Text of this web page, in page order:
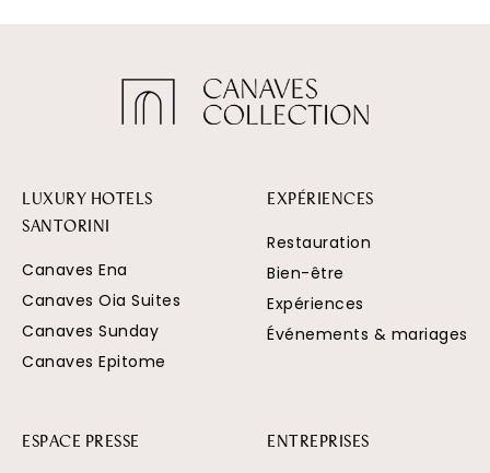
LUXURY HOTELS
SANTORINI
Canaves Ena
Canaves Oia Suites
Canaves Sunday
Canaves Epitome
EXPÉRIENCES
Restauration
Bien-être
Expériences
Événements & mariages
ESPACE PRESSE ENTREPRISES